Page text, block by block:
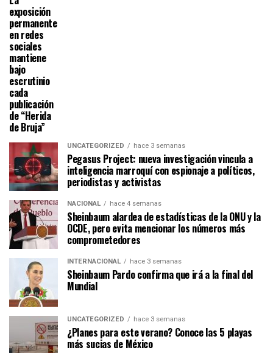
exposición
permanente
en redes
sociales
mantiene
bajo
escrutinio
cada
publicación
de “Herida
de Bruja”
UNCATEGORIZED hace 3 semanas
Pegasus Project: nueva investigación vincula a
inteligencia marroquí con espionaje a políticos,
periodistas y activistas
NACIONAL hace 4 semanas
Sheinbaum alardea de estadísticas de la ONU y la
OCDE, pero evita mencionar los números más
comprometedores
INTERNACIONAL hace 3 semanas
Sheinbaum Pardo confirma que irá a la final del
Mundial
UNCATEGORIZED hace 3 semanas
¿Planes para este verano? Conoce las 5 playas
más sucias de México